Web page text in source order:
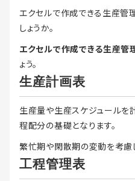
エクセルで作成できる生産管
しょうか。
エクセルで作成できる生産管
ょう。
生産計画表
生産量や生産スケジュールを
程配分の基礎となります。
繁忙期や閑散期の変動を考慮
工程管理表